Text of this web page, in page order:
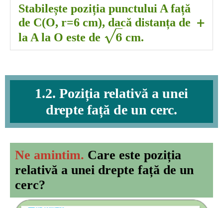
exterior
Stabilește poziția punctului A față
de C(O, r=6 cm), dacă distanța de
la A la O este de 6
√6 cm.
+
1.2. Poziția relativă a unei
drepte față de un cerc.
Ne amintim. Care este poziția
relativă a unei drepte față de un
cerc?